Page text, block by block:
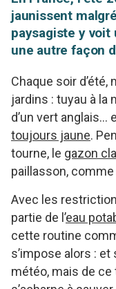
jaunissent
paysagiste y voit
une autre façon
Chaque soir
jardins : tuyau à la
d’un vert anglais…
toujours jaune.
tourne, le gazon
paillasson,
Avec les
partie de l’eau
cette routine
s’impose alors :
météo, mais de ce